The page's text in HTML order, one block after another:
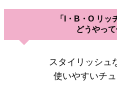
「I・B・O リッ
どうやっ
スタイリッシュ
使いやすいチュ